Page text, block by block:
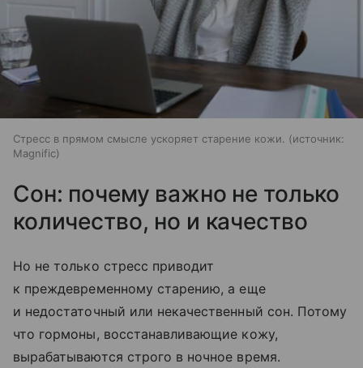
Стресс в прямом смысле ускоряет старение кожи.
источник:
Magnific
Сон: почему важно не только
количество, но и качество
Но не только стресс приводит
к преждевременному старению, а еще
и недостаточный или некачественный сон. Потому
что гормоны, восстанавливающие кожу,
вырабатываются строго в ночное время.